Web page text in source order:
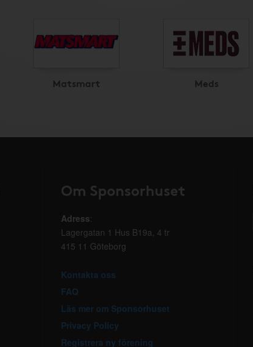
Matsmart Meds
Om Sponsorhuset
Adress:
Lagergatan 1 Hus B19a, 4 tr
415 11 Göteborg
Kontakta oss
FAQ
Läs mer om Sponsorhuset
Privacy Policy
Registrera ny förening